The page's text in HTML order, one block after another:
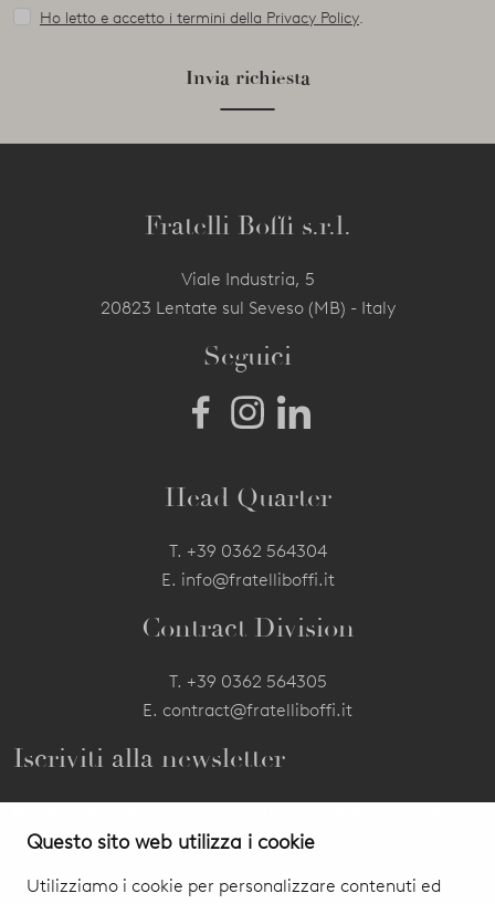
Questo sito web utilizza i cookie
Utilizziamo i cookie per personalizzare contenuti ed
Ho letto e accetto i termini della Privacy Policy.
Invia richiesta
Fratelli Boffi s.r.l.
Viale Industria, 5
20823 Lentate sul Seveso (MB) - Italy
Seguici
Head Quarter
T. +39 0362 564304
E. info@fratelliboffi.it
Contract Division
T. +39 0362 564305
E. contract@fratelliboffi.it
Iscriviti alla newsletter
dei nostri prodotti ed eventi.